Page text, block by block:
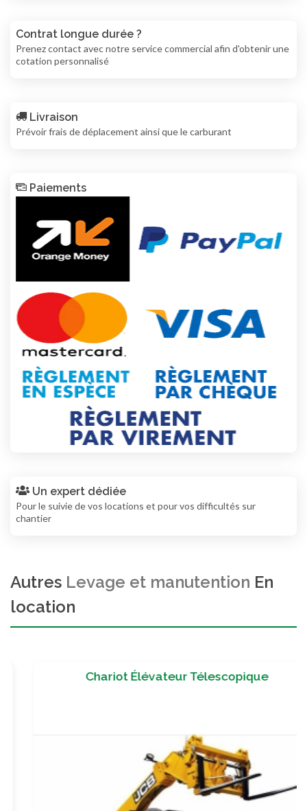
Contrat longue durée ?
Prenez contact avec notre service commercial afin d'obtenir une
cotation personnalisé
Livraison
Prévoir frais de déplacement ainsi que le carburant
Paiements
Un expert dédiée
Pour le suivie de vos locations et pour vos difficultés sur
chantier
Autres Levage et manutention En
location
Chariot Élévateur Télescopique